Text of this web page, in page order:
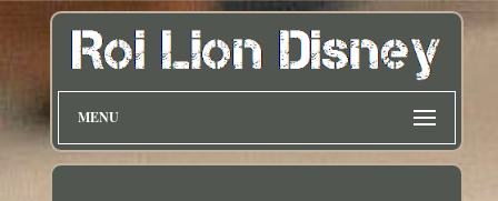
MENU